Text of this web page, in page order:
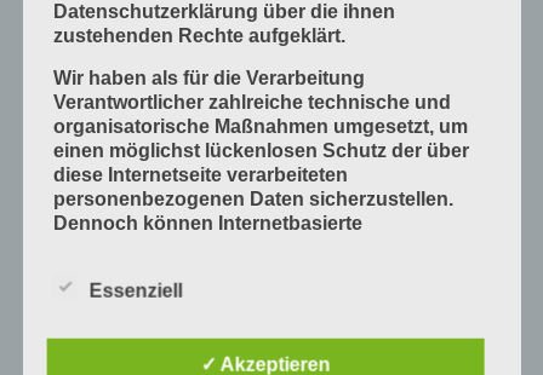
Werkstoffe und Druckmaterialien
Arbeitsabläufe im Betrieb
Bogen falzen
Bogen schneiden
Einbandmaterialien
Datenschutzerklärung über die ihnen
zustehenden Rechte aufgeklärt.
Wir haben als für die Verarbeitung
Verantwortlicher zahlreiche technische und
organisatorische Maßnahmen umgesetzt, um
einen möglichst lückenlosen Schutz der über
diese Internetseite verarbeiteten
personenbezogenen Daten sicherzustellen.
Dennoch können Internetbasierte
absoluter Schutz nicht gewährleistet werden
betroffenen Person frei, personenbezogene
Daten auch auf alternativen Wegen,
Essenziell
✓ Akzeptieren